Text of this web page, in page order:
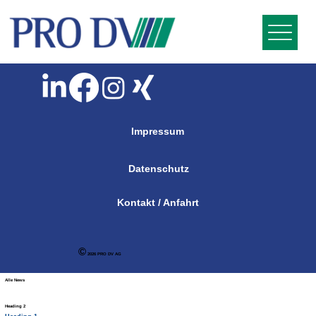
Alle News
Heading 2
Impressum
Datenschutz
Kontakt / Anfahrt
© 2026 PRO DV AG